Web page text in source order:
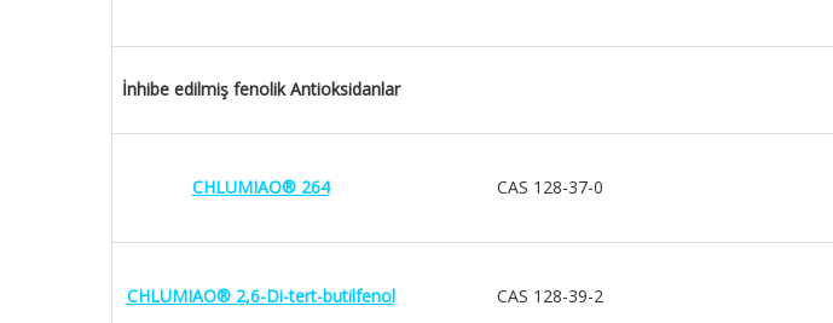
İnhibe edilmiş fenolik Antioksidanlar
CHLUMIAO® 264 CAS 128-37-0
CHLUMIAO® 2,6-Di-tert-butilfenol CAS 128-39-2